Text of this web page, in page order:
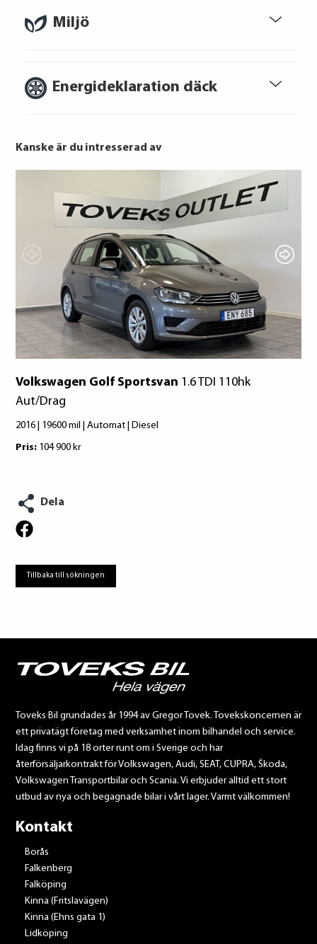
Miljö
Energideklaration däck
Nexen
lån. För stöd, vänd dig till budget- och
Kanske är du intresserad av
Volkswagen Golf Sportsvan 1.6 TDI 110hk
Aut/Drag
2016 | 19600 mil | Automat | Diesel
Pris: 104 900 kr
Dela
Tillbaka till sökningen
Toveks Bil grundades år 1994 av Gregor Tovek. Tovekskoncernen är
ett privatägt företag med verksamhet inom bilhandel och service.
Idag finns vi på 18 orter runt om i Sverige och har
återförsäljarkontrakt för Volkswagen, Audi, SEAT, CUPRA, Škoda,
Volkswagen Transportbilar och Scania. Vi erbjuder alltid ett stort
utbud av nya och begagnade bilar i vårt lager. Varmt välkommen!
Kontakt
Borås
Falkenberg
Falköping
Kinna (Fritslavägen)
Kinna (Ehns gata 1)
Lidköping